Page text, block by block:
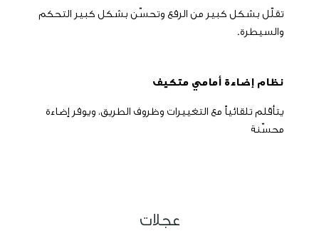
تقلّل بشكل كبير من الرفع وتحسّن بشكل كبير التحكم
والسيطرة.
نظام إضاءة أمامي متكيف
يتأقلم تلقائياً مع التغييرات وظروف الطريق، ويوفر إضاءة
محسّنة
عجلات